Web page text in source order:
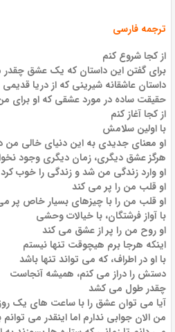
ترجمه فارسی
از کجا شروع کنم
برای گفتن این داستان که یک عشق چقدر
داستان عاشقانه شیرینی که از دریا
حقیقت ساده در مورد عشقی که او برای
از کجا آغاز کنم
با اولین سلامش
او معنای جدیدی به این دنیای خالی من
هرگز عشق دیگری، زمان دیگری وجود
او وارد زندگی من شد و زندگی را خوب کرد
او قلب من را پر می کند
او قلب من را با چیزهای بسیار خاص پر
با آواز فرشتگان، با خیالات وحشی
او روح من را پر از عشق می کند
اینکه هرجا برم هیچوقت تنها نیستم
با او در اطراف، که می تواند تنها باشد
دستش را دراز می کنم، همیشه آنجاست
چقدر طول می کشد
آیا می توان عشق را با ساعت های یک
من الان جوابی ندارم اما اینقدر می توانم